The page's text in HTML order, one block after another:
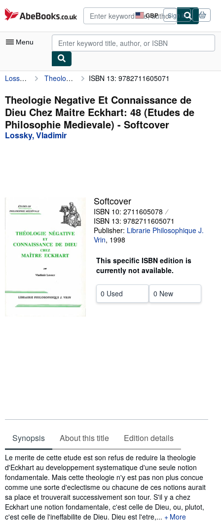
Skip to main content
AbeBooks.co.uk GBP
Site
shopping
preferences
Sign in
Menu
My Account
My Purchases
Advanced Search
Browse Collections
Start Selling
Help
Lossky, Vladimir Theologie Negative Et Connaissance de Dieu Chez Maitre Eckhart: 48 (Etudes de Philosophie Medievale) ISBN 13: 9782711605071
Theologie Negative Et Connaissance de
Dieu Chez Maitre Eckhart: 48 (Etudes de
Philosophie Medievale) - Softcover
Lossky, Vladimir
Softcover
ISBN 10: 2711605078
ISBN 13: 9782711605071
Publisher: Librarie Philosophique J.
Vrin, 1998
This specific ISBN edition is
currently not available.
0 Used 0 New
Synopsis About this title Edition details
Synopsis
Le merite de cette etude est son refus de reduire la theologie
d'Eckhart au developpement systematique d'une seule notion
fondamentale. Mais cette theologie n'y est pas non plus concue
comme une sorte d'eclectisme ou chacune de ces notions aurait
sa place et trouverait successivement son tour. S'il y a chez
Eckhart une notion fondamentale, c'est celle de Dieu, ou, plutot,
c'est celle de l'ineffabilite de Dieu. Dieu est l'etre,...
More